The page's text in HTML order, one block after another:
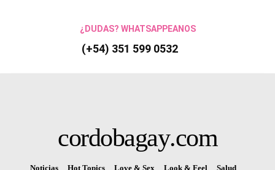
¿DUDAS? WHATSAPPEANOS
(+54) 351 599 0532
cordobagay.com
Noticias Hot Topics Love & Sex Look & Feel
Salud